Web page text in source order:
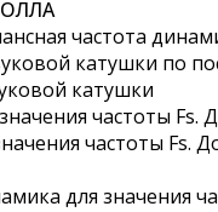
частота
катушки по
катушки
частоты Fs.
частоты Fs.
для значения